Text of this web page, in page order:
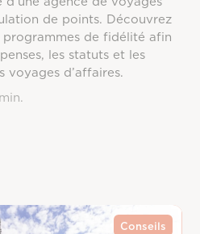
de points. Découvrez
de fidélité afin
les statuts et les
voyages d’affaires.
Conseils